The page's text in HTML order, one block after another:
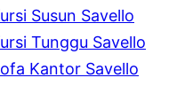
Susun Savello
Tunggu Savello
Kantor Savello